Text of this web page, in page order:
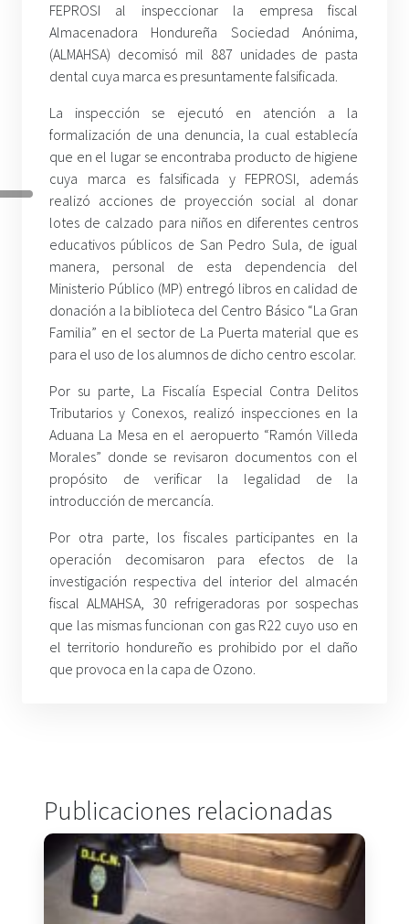
FEPROSI al inspeccionar la empresa fiscal
Almacenadora Hondureña Sociedad Anónima,
(ALMAHSA) decomisó mil 887 unidades de pasta
dental cuya marca es presuntamente falsificada.
La inspección se ejecutó en atención a la
formalización de una denuncia, la cual establecía
que en el lugar se encontraba producto de higiene
cuya marca es falsificada y FEPROSI, además
realizó acciones de proyección social al donar
lotes de calzado para niños en diferentes centros
educativos públicos de San Pedro Sula, de igual
manera, personal de esta dependencia del
Ministerio Público (MP) entregó libros en calidad de
donación a la biblioteca del Centro Básico “La Gran
Familia” en el sector de La Puerta material que es
para el uso de los alumnos de dicho centro escolar.
Por su parte, La Fiscalía Especial Contra Delitos
Tributarios y Conexos, realizó inspecciones en la
Aduana La Mesa en el aeropuerto “Ramón Villeda
Morales” donde se revisaron documentos con el
propósito de verificar la legalidad de la
introducción de mercancía.
Por otra parte, los fiscales participantes en la
operación decomisaron para efectos de la
investigación respectiva del interior del almacén
fiscal ALMAHSA, 30 refrigeradoras por sospechas
que las mismas funcionan con gas R22 cuyo uso en
el territorio hondureño es prohibido por el daño
que provoca en la capa de Ozono.
Publicaciones relacionadas